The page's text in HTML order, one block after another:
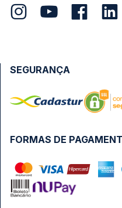
FORMAS DE
SEGURANÇA